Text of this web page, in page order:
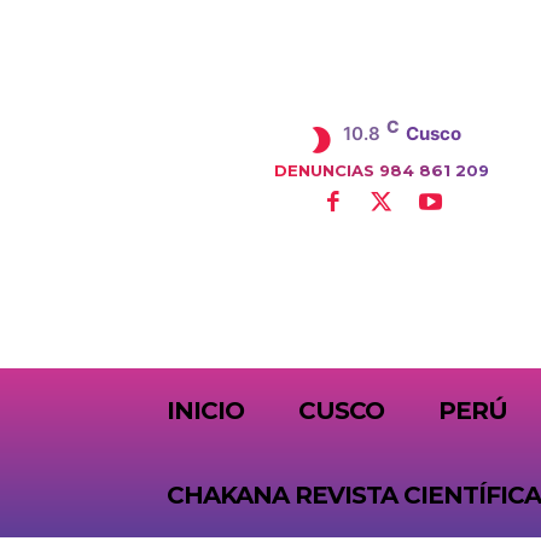
10.8 C Cusco
DENUNCIAS 984 861 209
INICIO CUSCO PERÚ
CHAKANA REVISTA CIENTÍFICA